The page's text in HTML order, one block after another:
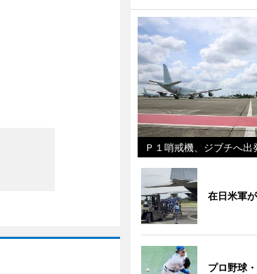
Ｐ１哨戒機、ジブチへ出
在日米軍
プロ野球